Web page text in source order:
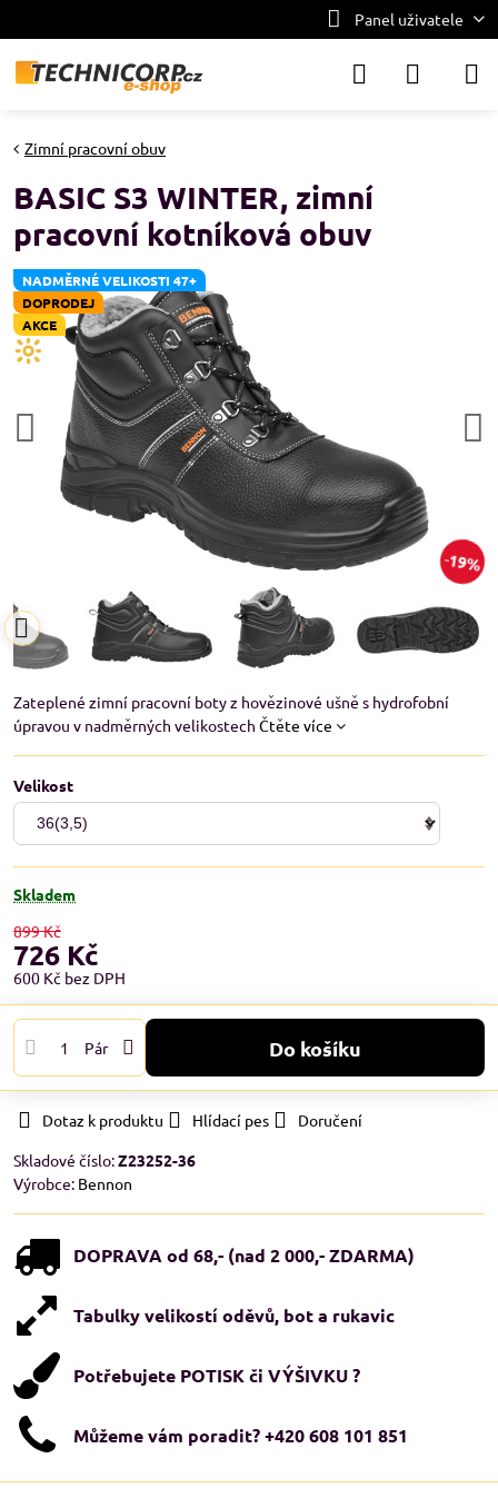
Panel uživatele
NADMĚRNÉ VELIKOSTI 47+
DOPRODEJ
AKCE
19%
Zimní pracovní obuv
BASIC S3 WINTER, zimní
pracovní kotníková obuv
Zateplené zimní pracovní boty z hovězinové ušně s hydrofobní
úpravou v nadměrných velikostech Čtěte více
Velikost
Skladem
899 Kč
726 Kč
600 Kč bez DPH
Pár Do košíku
Dotaz k produktu Hlídací pes
Doručení
Skladové číslo:Z23252-36
Výrobce: Bennon
DOPRAVA od 68,- (nad 2 000,- ZDARMA)
Tabulky velikostí oděvů, bot a rukavic
Potřebujete POTISK či VÝŠIVKU ?
Můžeme vám poradit? +420 608 101 851